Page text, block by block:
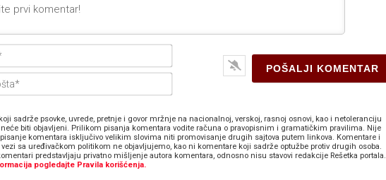
Ime*
E-
sadrže psovke, uvrede, pretnje i govor mržnje na nacionalnoj, verskoj, rasnoj osnovi, kao i netoleranciju
neće biti objavljeni. Prilikom pisanja komentara vodite računa o pravopisnim i gramatičkim pravilima. Nije
komentara isključivo velikim slovima niti promovisanje drugih sajtova putem linkova. Komentare i
sa uređivačkom politikom ne objavljujemo, kao ni komentare koji sadrže optužbe protiv drugih osoba.
predstavljaju privatno mišljenje autora komentara, odnosno nisu stavovi redakcije Rešetka portala.
pogledajte Pravila korišćenja.